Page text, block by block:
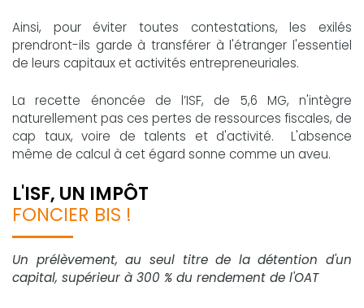
Ainsi, pour éviter toutes contestations, les exilés
prendront-ils garde à transférer à l'étranger l'essentiel
de leurs capitaux et activités entrepreneuriales.
La recette énoncée de l’ISF, de 5,6 MG, n'intègre
naturellement pas ces pertes de ressources fiscales, de
cap taux, voire de talents et d'activité. L'absence
même de calcul à cet égard sonne comme un aveu.
L'ISF, UN IMPÔT
FONCIER BIS !
Un prélèvement, au seul titre de la détention d'un
capital, supérieur à 300 % du rendement de l'OAT